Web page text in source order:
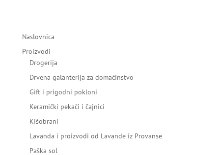
Naslovnica
Proizvodi
Drogerija
Drvena galanterija za domaćinstvo
Gift i prigodni pokloni
Keramički pekači i čajnici
Kišobrani
Lavanda i proizvodi od Lavande iz Provanse
Paška sol